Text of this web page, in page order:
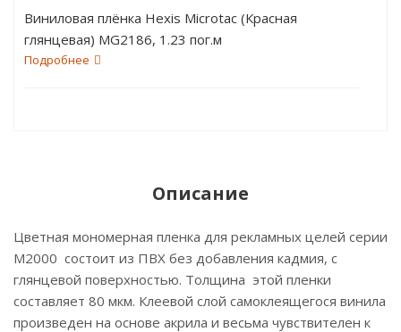
Виниловая плёнка Hexis Microtac (Красная
глянцевая) MG2186, 1.23 пог.м
Подробнее
Описание
Цветная мономерная пленка для рекламных целей серии
M2000 состоит из ПВХ без добавления кадмия, с
глянцевой поверхностью. Толщина этой пленки
составляет 80 мкм. Клеевой слой самоклеящегося винила
произведен на основе акрила и весьма чувствителен к